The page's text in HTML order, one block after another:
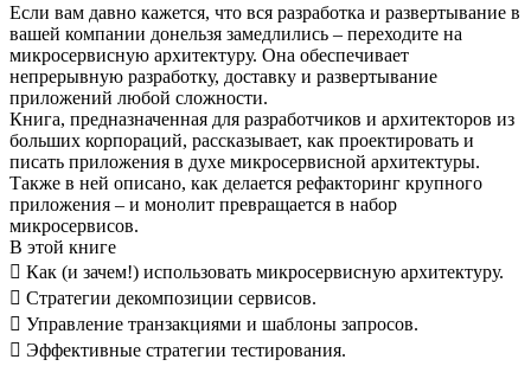
Если вам давно кажется, что вся разработка и развертывание в
вашей компании донельзя замедлились – переходите на
микросервисную архитектуру. Она обеспечивает
непрерывную разработку, доставку и развертывание
приложений любой сложности.
Книга, предназначенная для разработчиков и архитекторов из
больших корпораций, рассказывает, как проектировать и
писать приложения в духе микросервисной архитектуры.
Также в ней описано, как делается рефакторинг крупного
приложения – и монолит превращается в набор
микросервисов.
В этой книге
 Как (и зачем!) использовать микросервисную архитектуру.
 Стратегии декомпозиции сервисов.
 Управление транзакциями и шаблоны запросов.
 Эффективные стратегии тестирования.